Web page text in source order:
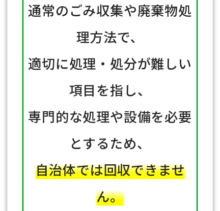
通常のごみ収集や廃棄物処
理方法で、
適切に処理・処分が難しい
項目を指し、
専門的な処理や設備を必要
とするため、
自治体では回収できませ
ん。